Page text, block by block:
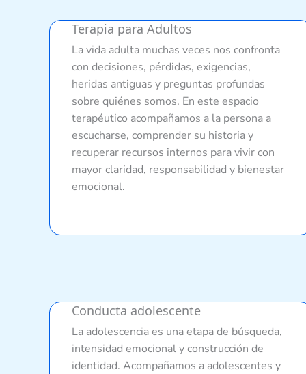
Terapia para Adultos
La vida adulta muchas veces nos confronta
con decisiones, pérdidas, exigencias,
heridas antiguas y preguntas profundas
sobre quiénes somos. En este espacio
terapéutico acompañamos a la persona a
escucharse, comprender su historia y
recuperar recursos internos para vivir con
mayor claridad, responsabilidad y bienestar
emocional.
Conducta adolescente
La adolescencia es una etapa de búsqueda,
intensidad emocional y construcción de
identidad. Acompañamos a adolescentes y